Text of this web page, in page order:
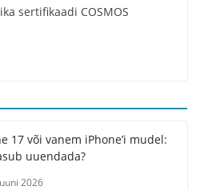
sertifikaadi COSMOS
17 või vanem iPhone’i mudel:
uuendada?
2026